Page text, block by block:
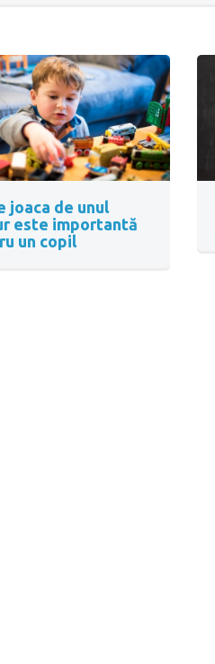
joaca de unul
este importantă
un copil